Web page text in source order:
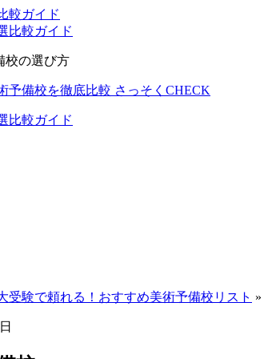
較ガイド
校の選び方
受験で頼れる！おすすめ美術予備校リスト »